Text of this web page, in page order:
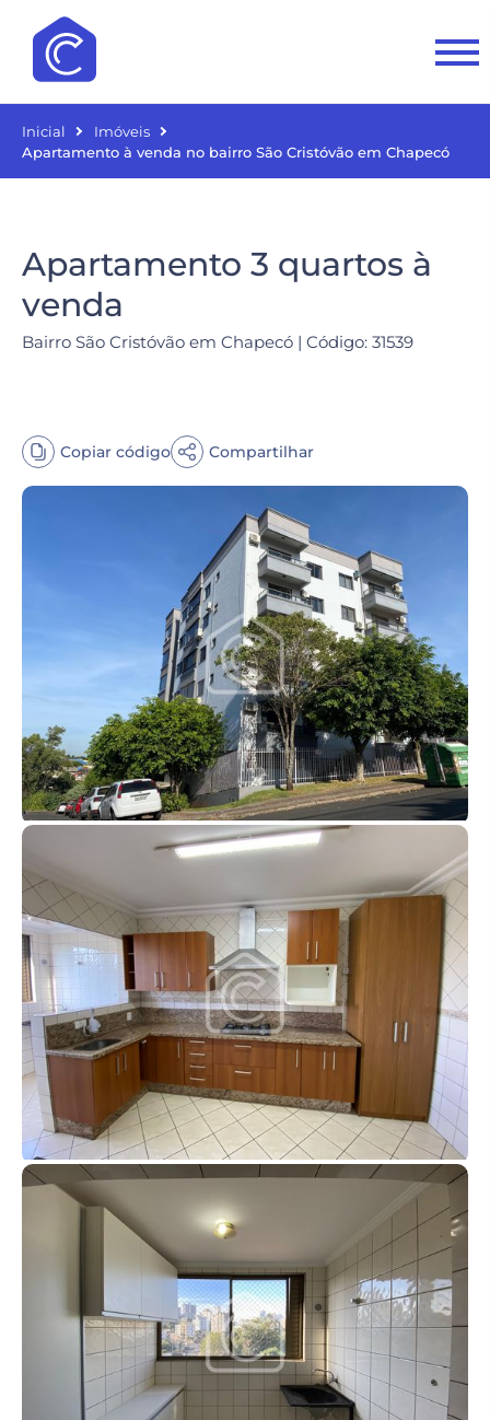
Inicial
Imóveis
Apartamento à venda no bairro São Cristóvão em Chapecó
Apartamento 3 quartos à
venda
Bairro São Cristóvão em Chapecó | Código: 31539
Copiar código Compartilhar